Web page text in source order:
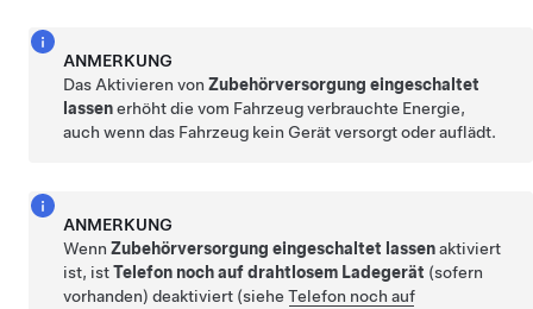
ANMERKUNG
Das Aktivieren vonZubehörversorgung eingeschaltet
lassenerhöht die vom Fahrzeug verbrauchte Energie,
auch wenn das Fahrzeug kein Gerät versorgt oder auflädt.
ANMERKUNG
WennZubehörversorgung eingeschaltet lassenaktiviert
ist, istTelefon noch auf drahtlosem Ladegerät (sofern
vorhanden) deaktiviert (sieheTelefon noch auf